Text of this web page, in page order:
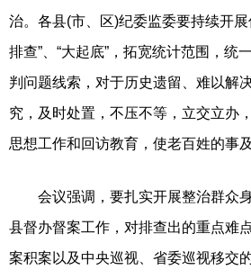
治。各县(市、区)纪委监委要持续开
排查”、“大起底”，拓宽统计范围，统
判问题线索，对于历史遗留、难以解
究，及时处置，不压不等，立交立办
思想工作和回访教育，使老百姓的事
会议强调，要扎实开展整治群众身
县督办督案工作，对排查出的重点难
案积案以及中央巡视、省委巡视移交